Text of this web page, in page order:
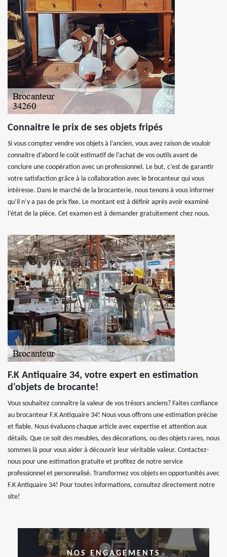
Connaitre le prix de ses objets fripés
Si vous comptez vendre vos objets à l’ancien, vous avez raison de vouloir
connaitre d’abord le coût estimatif de l’achat de vos outils avant de
conclure une coopération avec un professionnel. Le but, c’est de garantir
votre satisfaction grâce à la collaboration avec le brocanteur qui vous
intéresse. Dans le marché de la brocanterie, nous tenons à vous informer
qu’il n’y a pas de prix fixe. Le montant est à définir après avoir examiné
l’état de la pièce. Cet examen est à demander gratuitement chez nous.
F.K Antiquaire 34, votre expert en estimation
d'objets de brocante!
Vous souhaitez connaître la valeur de vos trésors anciens? Faites confiance
au brocanteur F.K Antiquaire 34! Nous vous offrons une estimation précise
et fiable. Nous évaluons chaque article avec expertise et attention aux
détails. Que ce soit des meubles, des décorations, ou des objets rares, nous
sommes là pour vous aider à découvrir leur véritable valeur. Contactez-
nous pour une estimation gratuite et profitez de notre service
professionnel et personnalisé. Transformez vos objets en opportunités avec
F.K Antiquaire 34! Pour toutes informations, consultez directement notre
site!
NOS ENGAGEMENTS